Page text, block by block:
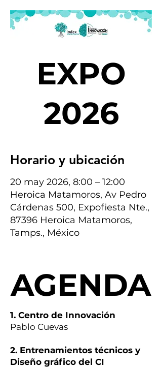
EXPO
2026
Horario y ubicación
20 may 2026, 8:00 – 12:00
Heroica Matamoros, Av Pedro
Cárdenas 500, Expofiesta Nte.,
87396 Heroica Matamoros,
Tamps., México
AGENDA
AGENDA
1. Centro de Innovación
Pablo Cuevas
2. Entrenamientos técnicos y
Diseño gráfico del CI